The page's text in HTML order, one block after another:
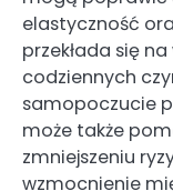
elastyczność
przekłada się
codziennych
samopoczucie
może także
zmniejszeniu
wzmocnienie